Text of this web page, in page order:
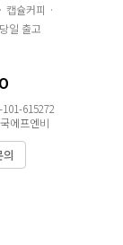
캡슐커피 ·
일 출고
615272
에프엔비